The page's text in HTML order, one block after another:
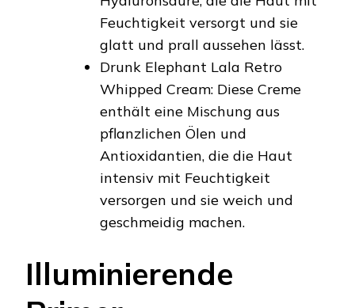
Feuchtigkeit versorgt und sie
glatt und prall aussehen lässt.
Drunk Elephant Lala Retro
Whipped Cream: Diese Creme
enthält eine Mischung aus
pflanzlichen Ölen und
Antioxidantien, die die Haut
intensiv mit Feuchtigkeit
versorgen und sie weich und
geschmeidig machen.
Illuminierende